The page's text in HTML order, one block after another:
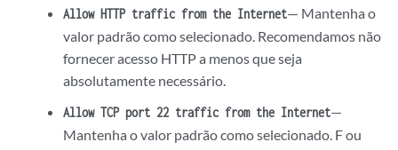
Allow HTTP traffic from the Internet— Mantenha o
valor padrão como selecionado. Recomendamos não
fornecer acesso HTTP a menos que seja
absolutamente necessário.
Allow TCP port 22 traffic from the Internet—
Mantenha o valor padrão como selecionado. F ou